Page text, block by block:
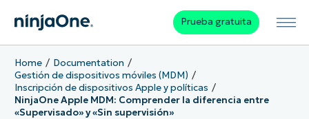
Prueba gratuita
Home
Documentation
Gestión de dispositivos móviles (MDM)
Inscripción de dispositivos Apple y políticas
NinjaOne Apple MDM: Comprender la diferencia entre
«Supervisado» y «Sin supervisión»